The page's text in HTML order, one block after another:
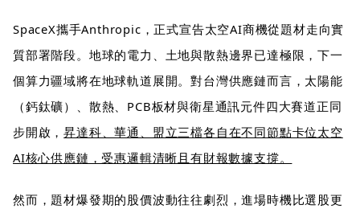
SpaceX攜手Anthropic，正式宣告太空AI商機從題材走向實
質部署階段。地球的電力、土地與散熱邊界已達極限，下一
個算力疆域將在地球軌道展開。對台灣供應鏈而言，太陽能
（鈣鈦礦）、散熱、PCB板材與衛星通訊元件四大賽道正同
步開啟，昇達科、華通、盟立三檔各自在不同節點卡位太空
AI核心供應鏈，受惠邏輯清晰且有財報數據支撐。
然而，題材爆發期的股價波動往往劇烈，進場時機比選股更